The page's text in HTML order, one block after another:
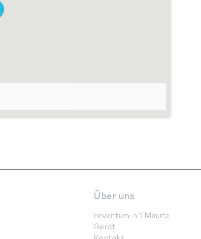
Über uns
neventum in 1 Minute
Gerät